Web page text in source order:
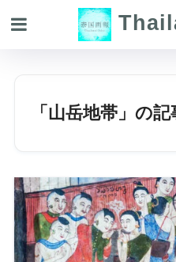
「山岳地帯」の